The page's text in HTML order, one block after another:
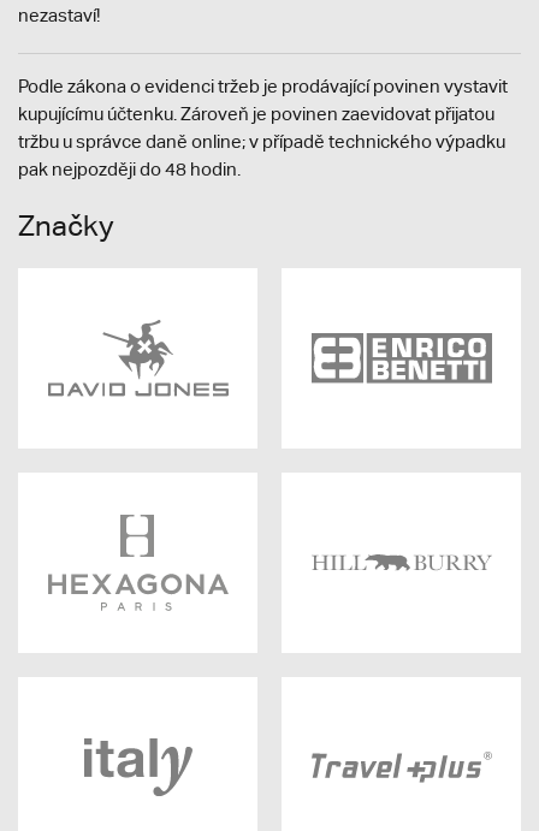
nezastaví!
Podle zákona o evidenci tržeb je prodávající povinen vystavit
kupujícímu účtenku. Zároveň je povinen zaevidovat přijatou
tržbu u správce daně online; v případě technického výpadku
pak nejpozději do 48 hodin.
Značky